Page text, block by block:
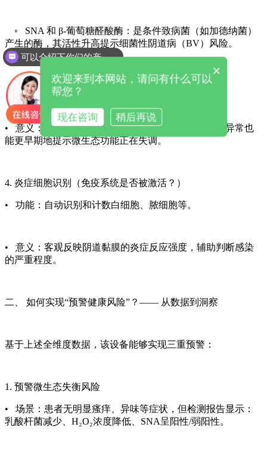
◦ SNA 和 β-葡萄糖醛酸酶：是条件致病菌（如加德纳菌）
产生的酶，其活性升高提示细菌性阴道病（BV）风险。
◦ LE：反映炎症程度。
• 意义：即使菌群比例尚未发生剧变，这些功能酶的异常也
能更早期地提示微生态功能正在失调。
4. 炎症细胞识别（免疫系统是否被激活？）
• 功能：自动识别和计数白细胞、脓细胞等。
• 意义：客观反映阴道黏膜的炎症反应强度，辅助判断感染
的严重程度。
二、 如何实现“预警健康风险”？—— 从数据到洞察
基于上述全维度数据，该设备能够实现三重预警：
1. 预警微生态失衡风险
• 场景：患者无明显瘙痒、异味等症状，但检测报告显示：
乳酸杆菌减少、H₂O₂浓度降低、SNA呈阳性/弱阳性。
可以介绍下你们的产品么
×
欢迎来到本网站，请问有什么可以
帮您？
现在咨询 稍后再说